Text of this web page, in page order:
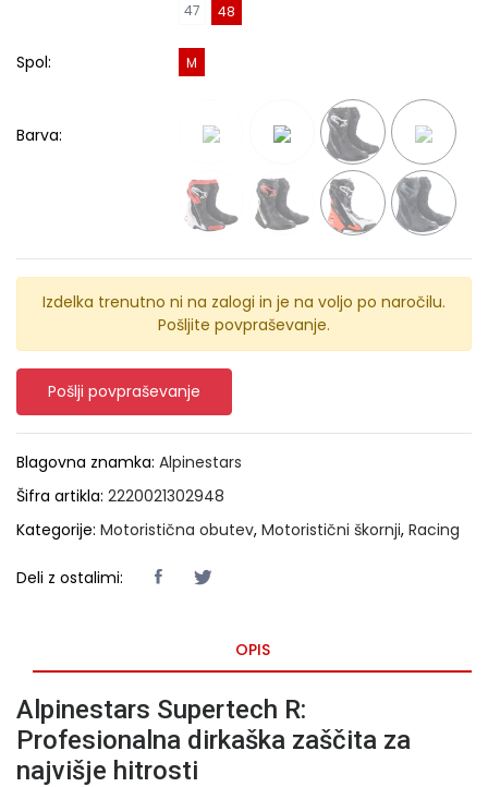
47 48
Spol: M
Barva:
Izdelka trenutno ni na zalogi in je na voljo po naročilu.
Pošljite povpraševanje.
Pošlji povpraševanje
Blagovna znamka: Alpinestars
Šifra artikla: 2220021302948
Kategorije: Motoristična obutev, Motoristični škornji, Racing
Deli z ostalimi:
OPIS
Alpinestars Supertech R:
Profesionalna dirkaška zaščita za
najvišje hitrosti